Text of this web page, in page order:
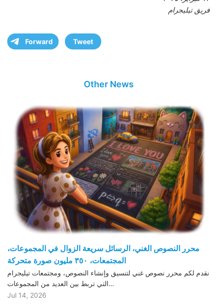
فريق تيليجرام
Forward Tweet
Other News
محرر النصوص الغني، الرسائل سريعة الزوال في المجموعات،
المجتمعات، ٣٥٠ مليون صورة متحركة
نقدم لكم محرر نصوص غني لتنسيق وإنشاء النصوص، ومجتمعات تيليجرام
التي تربط بين العديد من المجموعات…
Jul 14, 2026